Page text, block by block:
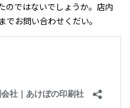
のではないでしょうか。店内
お問い合わせくだい。